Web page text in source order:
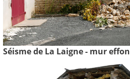
Séisme de La Laigne - mur